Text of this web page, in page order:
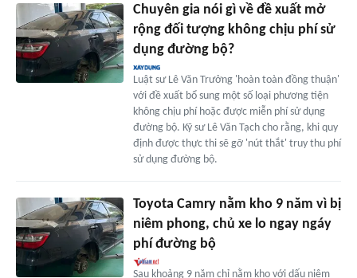
Chuyên gia nói gì về đề xuất mở
rộng đối tượng không chịu phí sử
dụng đường bộ?
Luật sư Lê Văn Trưởng 'hoàn toàn đồng thuận'
với đề xuất bổ sung một số loại phương tiện
không chịu phí hoặc được miễn phí sử dụng
đường bộ. Kỹ sư Lê Văn Tạch cho rằng, khi quy
định được thực thi sẽ gỡ 'nút thắt' truy thu phí
sử dụng đường bộ.
Toyota Camry nằm kho 9 năm vì bị
niêm phong, chủ xe lo ngay ngáy
phí đường bộ
Sau khoảng 9 năm chỉ nằm kho với dấu niêm